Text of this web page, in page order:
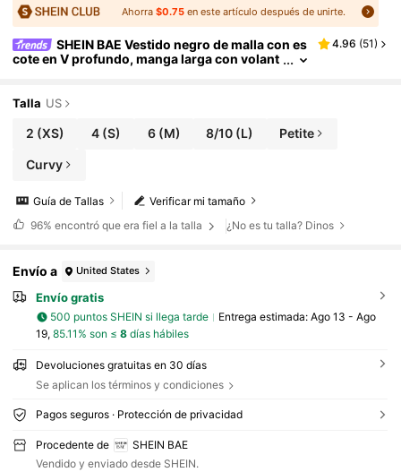
Ahorra $0.75en este artículo después de unirte.
SHEIN BAE Vestido negro de malla con es
cote en V profundo, manga larga con volant
os de dama de honor, bailes, trabajo, uso diario,
4.96 (51)
Talla US
2 (XS) 4(S) 6(M) 8/10 (L) Petite
Curvy
Verificar mi tamaño
Guía de Tallas
96% encontró que era fiel a la talla ¿No es tu talla? Dinos
Envío a United States
Envío gratis
500 puntos SHEIN si llega tarde Entrega estimada: Ago 13 - Ago
19, 85.11% son ≤ 8días hábiles
Devoluciones gratuitas en 30 días
Se aplican los términos y condiciones
Pagos seguros · Protección de privacidad
Procedente de
SHEIN BAE
Vendido y enviado desde SHEIN.